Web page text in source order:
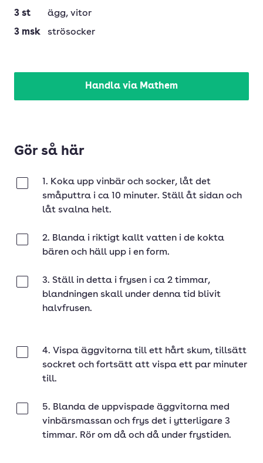
3 st ägg, vitor
3 msk strösocker
Handla via Mathem
Gör så här
1. Koka upp vinbär och socker, låt det
småputtra i ca 10 minuter. Ställ åt sidan och
låt svalna helt.
2. Blanda i riktigt kallt vatten i de kokta
bären och häll upp i en form.
3. Ställ in detta i frysen i ca 2 timmar,
blandningen skall under denna tid blivit
halvfrusen.
4. Vispa äggvitorna till ett hårt skum, tillsätt
sockret och fortsätt att vispa ett par minuter
till.
5. Blanda de uppvispade äggvitorna med
vinbärsmassan och frys det i ytterligare 3
timmar. Rör om då och då under frystiden.